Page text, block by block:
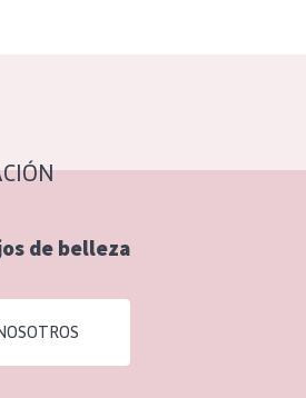
de belleza